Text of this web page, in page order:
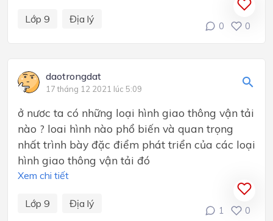
Lớp 9 Địa lý
0 0
daotrongdat
17 tháng 12 2021 lúc 5:09
ở nươc ta có những loại hình giao thông vận tải
nào ? loai hình nào phổ biến và quan trọng
nhất trình bày đặc điểm phát triển của các loại
hình giao thông vận tải đó
Xem chi tiết
Lớp 9 Địa lý
1 0